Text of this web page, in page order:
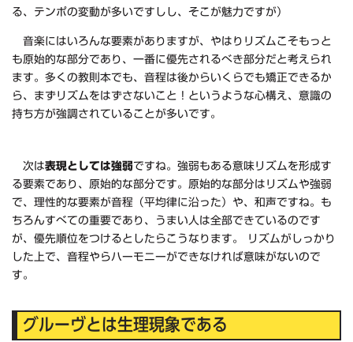
る、テンポの変動が多いですしし、そこが魅力ですが）
音楽にはいろんな要素がありますが、やはりリズムこそもっと
も原始的な部分であり、一番に優先されるべき部分だと考えられ
ます。多くの教則本でも、音程は後からいくらでも矯正できるか
ら、まずリズムをはずさないこと！というような心構え、意識の
持ち方が強調されていることが多いです。
次は表現としては強弱ですね。強弱もある意味リズムを形成す
る要素であり、原始的な部分です。原始的な部分はリズムや強弱
で、理性的な要素が音程（平均律に沿った）や、和声ですね。も
ちろんすべての重要であり、うまい人は全部できているのです
が、優先順位をつけるとしたらこうなります。 リズムがしっかり
した上で、音程やらハーモニーができなければ意味がないので
す。
グルーヴとは生理現象である